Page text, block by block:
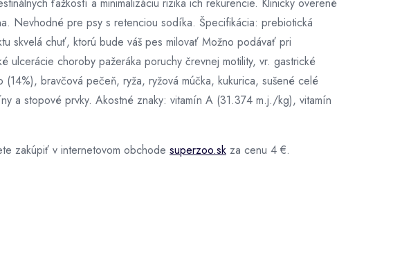
Nevhodné pre psy s retenciou sodíka. Špecifikácia: prebiotická
skvelá chuť, ktorú bude váš pes milovať Možno podávať pri
ulcerácie choroby pažeráka poruchy črevnej motility, vr. gastrické
bravčová pečeň, ryža, ryžová múčka, kukurica, sušené celé
a stopové prvky. Akostné znaky: vitamín A (31.374 m.j./kg), vitamín
zakúpiť v internetovom obchode superzoo.sk za cenu 4 €.